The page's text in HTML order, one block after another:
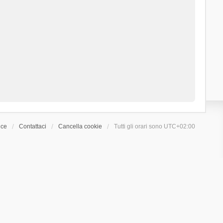
Contattaci Cancella cookie Tutti gli orari sono UTC+02:00